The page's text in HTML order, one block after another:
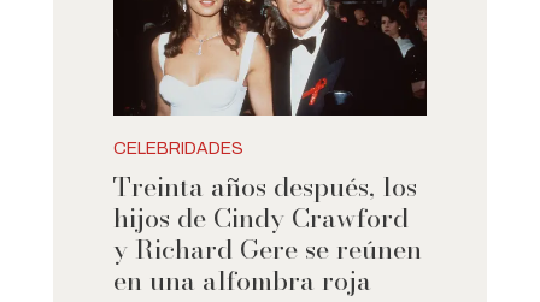
CELEBRIDADES
Treinta años después, los
hijos de Cindy Crawford
y Richard Gere se reúnen
en una alfombra roja